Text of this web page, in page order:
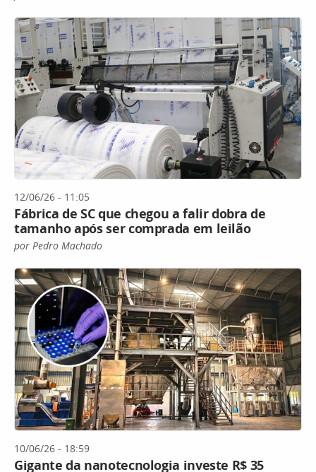
12/06/26 - 11:05
Fábrica de SC que chegou a falir dobra de
tamanho após ser comprada em leilão
por Pedro Machado
10/06/26 - 18:59
Gigante da nanotecnologia investe R$ 35